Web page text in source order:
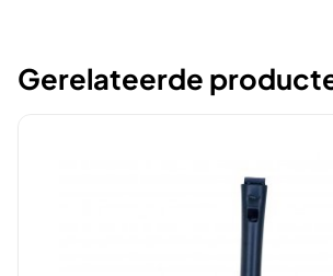
Gerelateerde